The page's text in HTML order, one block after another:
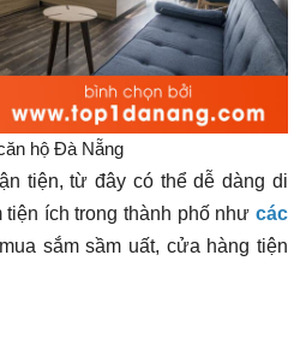
hộ Đà Nẵng
tiện, từ đây có thể dễ dàng di
ích trong thành phố như các
mua sắm sầm uất, cửa hàng tiện